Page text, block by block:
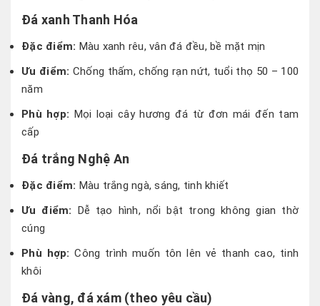
Đá xanh Thanh Hóa
Đặc điểm: Màu xanh rêu, vân đá đều, bề mặt mịn
Ưu điểm: Chống thấm, chống rạn nứt, tuổi thọ 50 – 100
năm
Phù hợp: Mọi loại cây hương đá từ đơn mái đến tam
cấp
Đá trắng Nghệ An
Đặc điểm: Màu trắng ngà, sáng, tinh khiết
Ưu điểm: Dễ tạo hình, nổi bật trong không gian thờ
cúng
Phù hợp: Công trình muốn tôn lên vẻ thanh cao, tinh
khôi
Đá vàng, đá xám (theo yêu cầu)